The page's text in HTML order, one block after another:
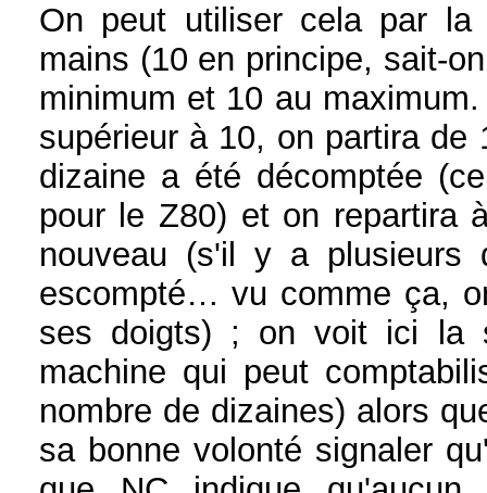
On peut utiliser cela par la
mains (10 en principe, sait-
minimum et 10 au
supérieur à 10, on partira de
dizaine a été décomptée
pour le Z80) et on repartira
nouveau (s'il y a plusieurs
escompté… vu comme ça,
ses doigts) ; on voit ici la
machine qui peut
nombre de dizaines) alors
sa bonne volonté signaler